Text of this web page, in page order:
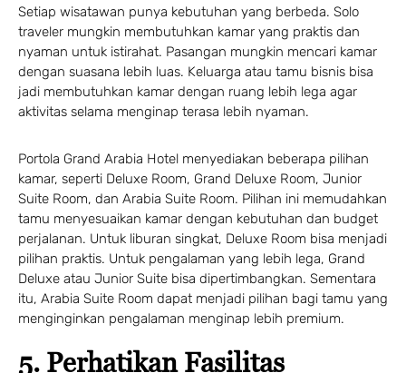
Setiap wisatawan punya kebutuhan yang berbeda. Solo
traveler mungkin membutuhkan kamar yang praktis dan
nyaman untuk istirahat. Pasangan mungkin mencari kamar
dengan suasana lebih luas. Keluarga atau tamu bisnis bisa
jadi membutuhkan kamar dengan ruang lebih lega agar
aktivitas selama menginap terasa lebih nyaman.
Portola Grand Arabia Hotel menyediakan beberapa pilihan
kamar, seperti Deluxe Room, Grand Deluxe Room, Junior
Suite Room, dan Arabia Suite Room. Pilihan ini memudahkan
tamu menyesuaikan kamar dengan kebutuhan dan budget
perjalanan. Untuk liburan singkat, Deluxe Room bisa menjadi
pilihan praktis. Untuk pengalaman yang lebih lega, Grand
Deluxe atau Junior Suite bisa dipertimbangkan. Sementara
itu, Arabia Suite Room dapat menjadi pilihan bagi tamu yang
menginginkan pengalaman menginap lebih premium.
5. Perhatikan Fasilitas